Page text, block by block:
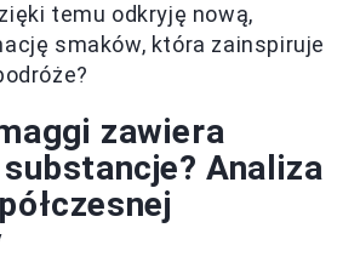
temu odkryję nową,
smaków, która zainspiruje
zawiera
Analiza